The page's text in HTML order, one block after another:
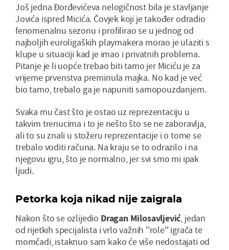
Još jedna Đorđevićeva nelogičnost bila je stavljanje
Jovića ispred Micića. Čovjek koji je također odradio
fenomenalnu sezonu i profilirao se u jednog od
najboljih euroligaških playmakera morao je ulaziti s
klupe u situaciji kad je imao i privatnih problema.
Pitanje je li uopće trebao biti tamo jer Miciću je za
vrijeme prvenstva preminula majka. No kad je već
bio tamo, trebalo ga je napuniti samopouzdanjem.
Svaka mu čast što je ostao uz reprezentaciju u
takvim trenucima i to je nešto što se ne zaboravlja,
ali to su znali u stožeru reprezentacije i o tome se
trebalo voditi računa. Na kraju se to odrazilo i na
njegovu igru, što je normalno, jer svi smo mi ipak
ljudi.
Petorka koja nikad nije zaigrala
Nakon što se ozlijedio Dragan Milosavljević, jedan
od rijetkih specijalista i vrlo važnih ''role'' igrača te
momčadi, istaknuo sam kako će više nedostajati od